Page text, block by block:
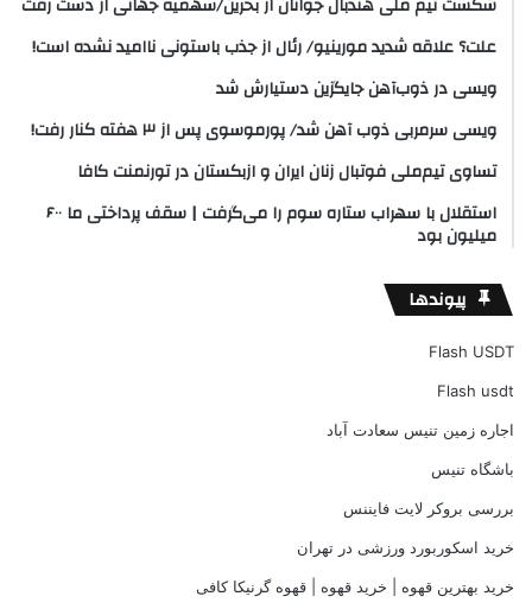
علت؟ علاقه شدید مورینیو/ رئال از جذب باستونی ناامید نشده است!
ویسی در ذوب‌آهن جایگزین دستیارش شد
ویسی سرمربی ذوب آهن شد/ پورموسوی پس از ۳ هفته کنار رفت!
تساوی تیم‌ملی فوتبال زنان ایران و ازبکستان در تورنمنت کافا
استقلال با سهراب ستاره سوم را می‌گرفت | سقف پرداختی ما ۶۰۰
میلیون بود
پیوندها
Flash USDT
Flash usdt
اجاره زمین تنیس سعادت آباد
باشگاه تنیس
بررسی بروکر لایت فایننس
خرید اسکوربورد ورزشی در تهران
خرید بهترین قهوه | خرید قهوه | قهوه گرنیکا کافی